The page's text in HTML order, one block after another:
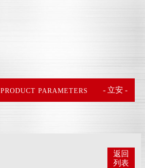
PRODUCT PARAMETERS - 立安 -
返回
列表